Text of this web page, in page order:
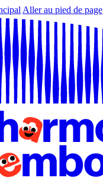
Aller au pied de page